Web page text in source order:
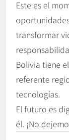
Este es el
transformar
Bolivia tiene
referente
tecnologías.
El futuro es
él. ¡No